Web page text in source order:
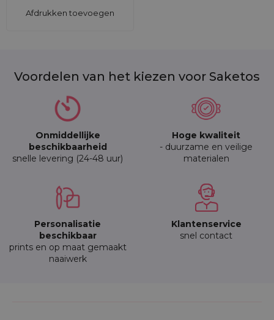
Afdrukken toevoegen
Voordelen van het kiezen voor Saketos
Onmiddellijke
beschikbaarheid
snelle levering (24-48 uur)
Hoge kwaliteit
- duurzame en veilige
materialen
Personalisatie
beschikbaar
prints en op maat gemaakt
naaiwerk
Klantenservice
snel contact